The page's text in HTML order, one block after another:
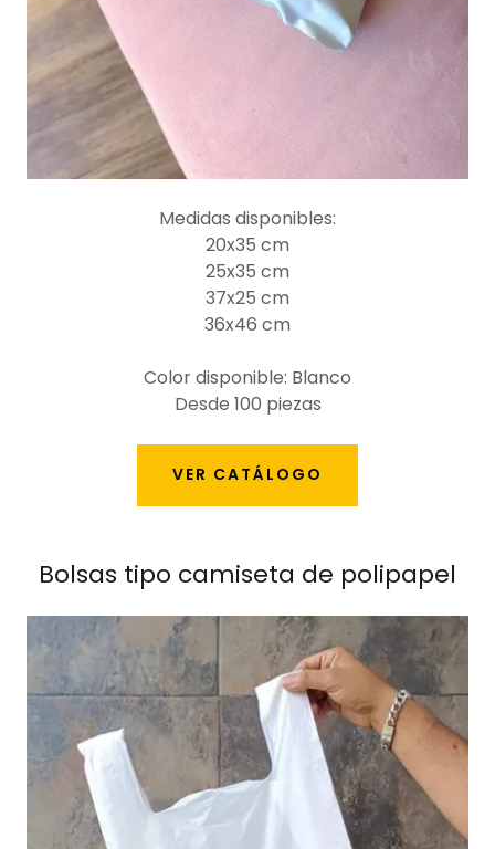
Medidas disponibles:
20x35 cm
25x35 cm
37x25 cm
36x46 cm
Color disponible: Blanco
Desde 100 piezas
VER CATÁLOGO
Bolsas tipo camiseta de polipapel